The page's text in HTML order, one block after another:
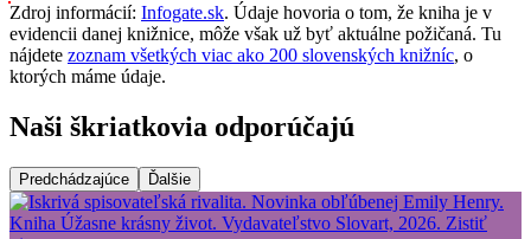
Zdroj informácií: Infogate.sk. Údaje hovoria o tom, že kniha je v
evidencii danej knižnice, môže však už byť aktuálne požičaná. Tu
nájdete zoznam všetkých viac ako 200 slovenských knižníc, o
ktorých máme údaje.
Naši škriatkovia odporúčajú
Predchádzajúce Ďalšie